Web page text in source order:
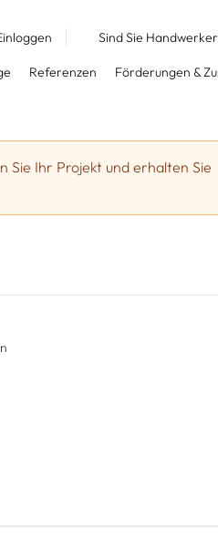
Sind Sie
Referenzen Förderungen &
Sie Ihr Projekt und erhalten Sie